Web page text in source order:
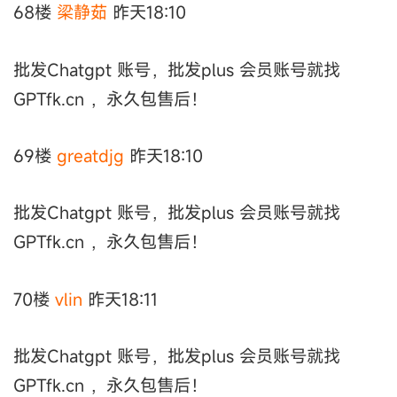
68楼 梁静茹 昨天18:10
批发Chatgpt 账号，批发plus 会员账号就找
GPTfk.cn ，永久包售后！
69楼 greatdjg 昨天18:10
批发Chatgpt 账号，批发plus 会员账号就找
GPTfk.cn ，永久包售后！
70楼 vlin 昨天18:11
批发Chatgpt 账号，批发plus 会员账号就找
GPTfk.cn ，永久包售后！